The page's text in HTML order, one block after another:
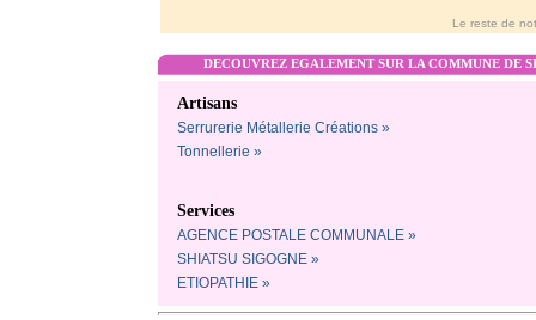
Le reste de
DECOUVREZ EGALEMENT SUR LA COMMUNE DE
Artisans
Serrurerie Métallerie Créations »
Tonnellerie »
Services
AGENCE POSTALE COMMUNALE »
SHIATSU SIGOGNE »
ETIOPATHIE »